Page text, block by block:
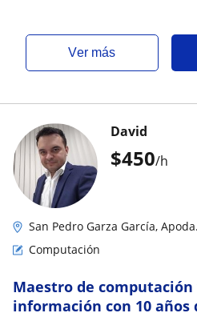
ver más
$450/h
David
San Pedro Garza García,
Computación
Maestro de
información con 10 años